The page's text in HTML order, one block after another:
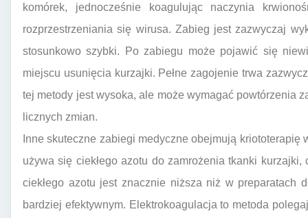
komórek, jednocześnie koagulując naczynia
rozprzestrzeniania się wirusa. Zabieg jest zazwyczaj
stosunkowo szybki. Po zabiegu może pojawić się
miejscu usunięcia kurzajki. Pełne zagojenie trwa
tej metody jest wysoka, ale może wymagać powtórzenia
licznych zmian.
Inne skuteczne zabiegi medyczne obejmują
używa się ciekłego azotu do zamrożenia tkanki
ciekłego azotu jest znacznie niższa niż w preparatach
bardziej efektywnym. Elektrokoagulacja to metoda